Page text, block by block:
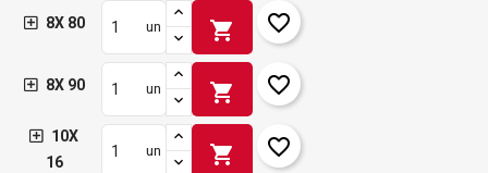
8X 80 un shopping_cart favorite_border
8X 90 un shopping_cart favorite_border
10X
16
un shopping_cart favorite_border